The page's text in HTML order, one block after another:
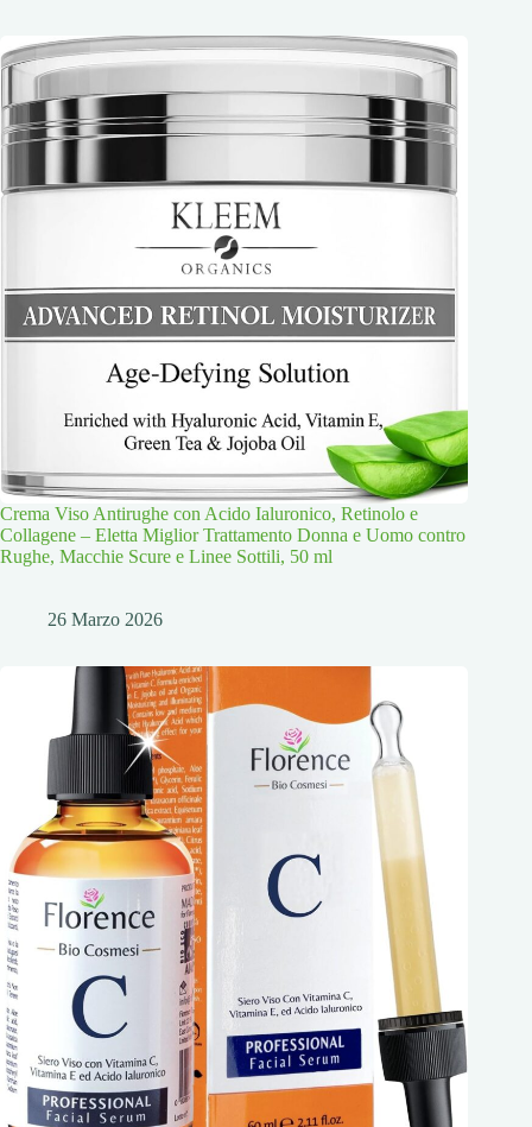
Crema Viso Antirughe con Acido Ialuronico, Retinolo e
Collagene – Eletta Miglior Trattamento Donna e Uomo contro
Rughe, Macchie Scure e Linee Sottili, 50 ml
26 Marzo 2026